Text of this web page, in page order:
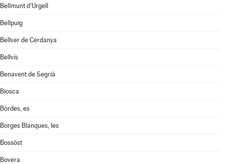
Bellmunt d'Urgell
Bellpuig
Bellver de Cerdanya
Bellvís
Benavent de Segrià
Biosca
Bòrdes, es
Borges Blanques, les
Bossòst
Bovera